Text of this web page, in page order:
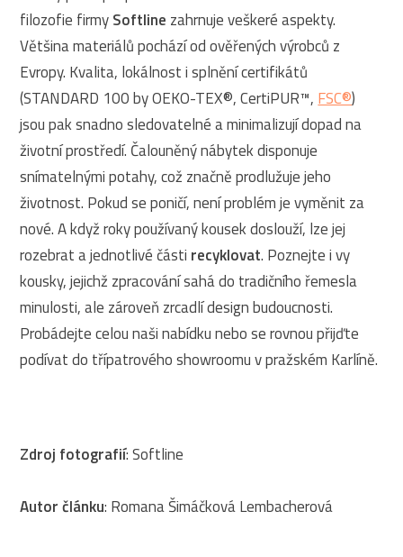
filozofie firmySoftline zahrnuje veškeré aspekty.
Většina materiálů pochází od ověřených výrobců z
Evropy. Kvalita, lokálnost i splnění certifikátů
(STANDARD 100 by OEKO-TEX®, CertiPUR™, FSC®)
jsou pak snadno sledovatelné a minimalizují dopad na
životní prostředí. Čalouněný nábytek disponuje
snímatelnými potahy, což značně prodlužuje jeho
životnost. Pokud se poničí, není problém je vyměnit za
nové. A když roky používaný kousek doslouží, lze jej
rozebrat a jednotlivé části recyklovat. Poznejte i vy
kousky, jejichž zpracování sahá do tradičního řemesla
minulosti, ale zároveň zrcadlí design budoucnosti.
Probádejte celou naši nabídku nebo se rovnou přijďte
podívat do třípatrového showroomu v pražském Karlíně.
Zdroj fotografií: Softline
Autor článku: Romana Šimáčková Lembacherová